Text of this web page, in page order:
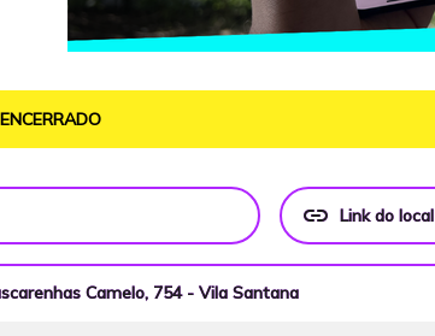
link Link do local
Camelo, 754 - Vila Santana